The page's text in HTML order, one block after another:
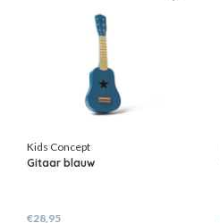
Kids Concept
Gitaar blauw
€28,95